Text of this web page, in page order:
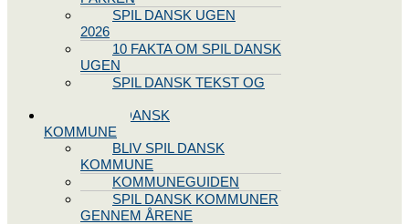
SPIL DANSK UGEN
2026
10 FAKTA OM SPIL DANSK
UGEN
SPIL DANSK TEKST OG
BLIV SPIL DANSK
KOMMUNE
BLIV SPIL DANSK
KOMMUNE
KOMMUNEGUIDEN
SPIL DANSK KOMMUNER
GENNEM ÅRENE